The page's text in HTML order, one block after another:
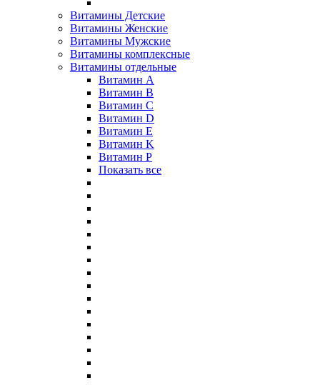
Витамины Детские
Витамины Женские
Витамины Мужские
Витамины комплексные
Витамины отдельные
Витамин A
Витамин B
Витамин C
Витамин D
Витамин E
Витамин K
Витамин P
Показать все